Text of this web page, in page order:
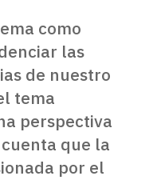
como
las
de nuestro
tema
perspectiva
que la
por el